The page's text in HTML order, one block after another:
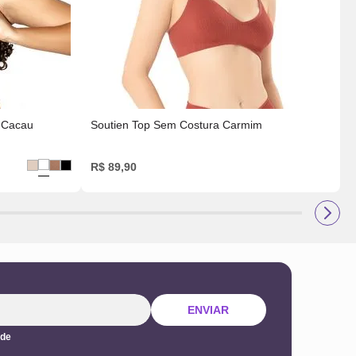
Soutien Top Sem Costura Carmim
R$ 89,90
ENVIAR